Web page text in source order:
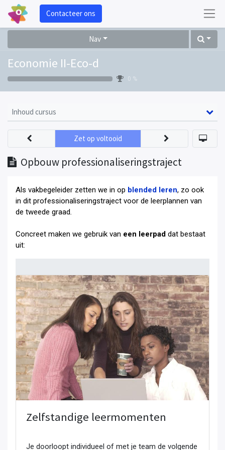
Contacteer ons
Nav
Economie II-Eco-d
0 %
Inhoud cursus
Opbouw professionaliseringstraject
Zet op voltooid
Als vakbegeleider zetten we in op blended leren, zo ook
in dit professionaliseringstraject voor de leerplannen van
de tweede graad
Concreet maken we gebruik van een leerpad dat bestaat
uit:
Zelfstandige leermomenten
Je doorloopt individueel of met je team de volgende